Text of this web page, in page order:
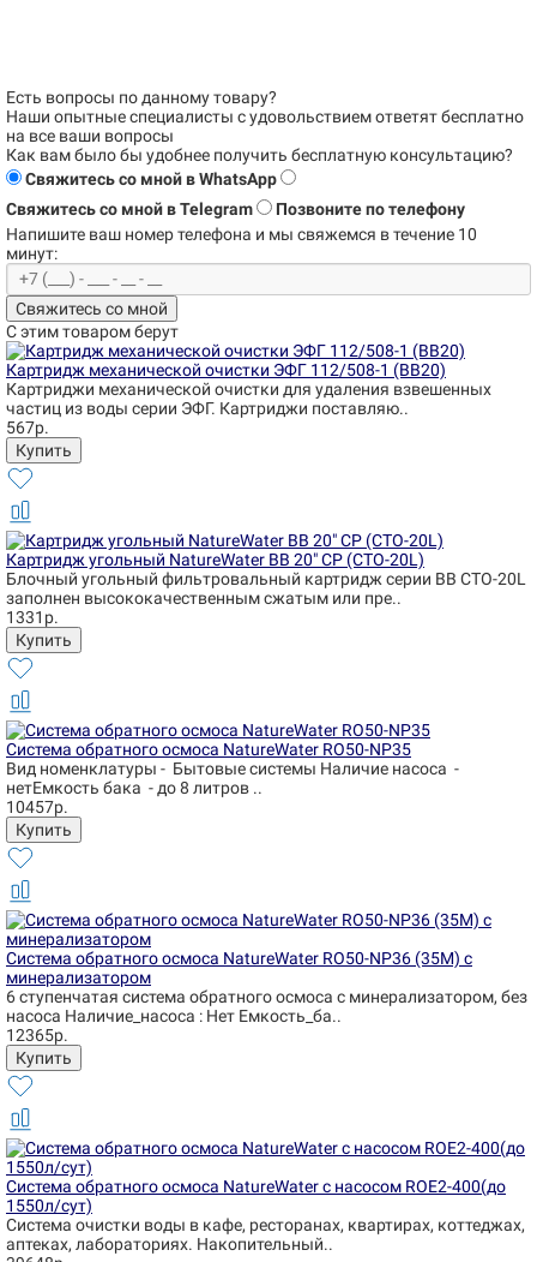
Есть вопросы по данному товару?
Наши опытные специалисты с удовольствиемответят бесплатно
на все ваши вопросы
Как вам было бы удобнее получить бесплатную консультацию?
Свяжитесь со мной в WhatsApp
Свяжитесь со мной в Telegram
Позвоните по телефону
Напишите ваш номер телефона и мы свяжемся в течение 10
минут:
Свяжитесь со мной
С этим товаром берут
Картридж механической очистки ЭФГ 112/508-1 (BB20)
Картриджи механической очистки для удаления взвешенных
частиц из воды серии ЭФГ. Картриджи поставляю..
567р.
Картридж угольный NatureWater BB 20" CP (CTO-20L)
Блочный угольный фильтровальный картридж серии BB CTO-20L
заполнен высококачественным сжатым или пре..
1331р.
Система обратного осмоса NatureWater RO50-NP35
Вид номенклатуры - Бытовые системы Наличие насоса -
нетЕмкость бака - до 8 литров ..
10457р.
Система обратного осмоса NatureWater RO50-NP36 (35М) с
минерализатором
6 ступенчатая система обратного осмоса с минерализатором, без
насоса Наличие_насоса : Нет Емкость_ба..
12365р.
Система обратного осмоса NatureWater с насосом ROE2-400(до
1550л/сут)
Система очистки воды в кафе, ресторанах, квартирах, коттеджах,
аптеках, лабораториях. Накопительный..